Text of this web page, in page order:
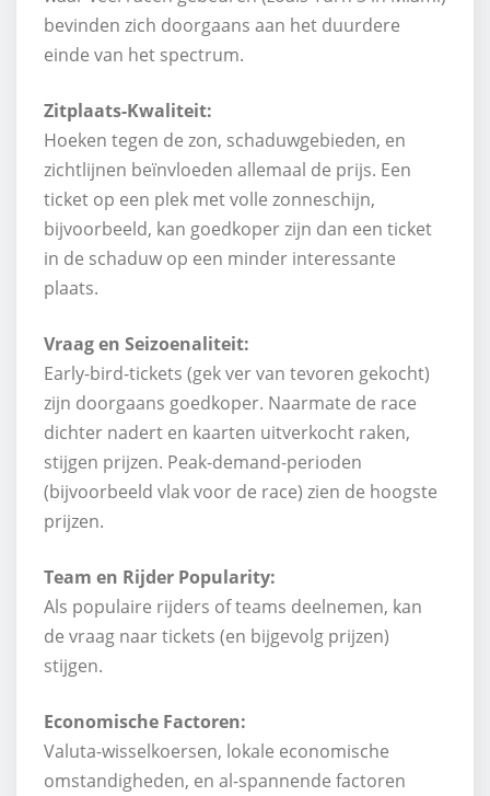
bevinden zich doorgaans aan het duurdere
einde van het spectrum.
Zitplaats-Kwaliteit:
Hoeken tegen de zon, schaduwgebieden, en
zichtlijnen beïnvloeden allemaal de prijs. Een
ticket op een plek met volle zonneschijn,
bijvoorbeeld, kan goedkoper zijn dan een ticket
in de schaduw op een minder interessante
plaats.
Vraag en Seizoenaliteit:
Early-bird-tickets (gek ver van tevoren gekocht)
zijn doorgaans goedkoper. Naarmate de race
dichter nadert en kaarten uitverkocht raken,
stijgen prijzen. Peak-demand-perioden
(bijvoorbeeld vlak voor de race) zien de hoogste
prijzen.
Team en Rijder Popularity:
Als populaire rijders of teams deelnemen, kan
de vraag naar tickets (en bijgevolg prijzen)
stijgen.
Economische Factoren:
Valuta-wisselkoersen, lokale economische
omstandigheden, en al-spannende factoren